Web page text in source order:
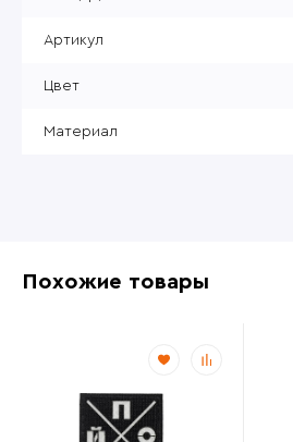
Артикул
Цвет
Материал
Похожие товары